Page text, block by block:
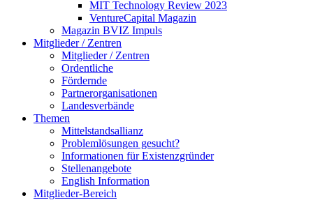
MIT Technology Review 2023
VentureCapital Magazin
Magazin BVIZ Impuls
Mitglieder / Zentren
Mitglieder / Zentren
Ordentliche
Fördernde
Partnerorganisationen
Landesverbände
Themen
Mittelstandsallianz
Problemlösungen gesucht?
Informationen für Existenzgründer
Stellenangebote
English Information
Mitglieder-Bereich